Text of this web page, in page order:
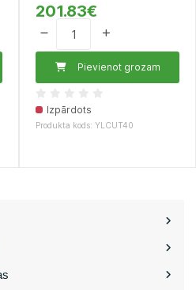
201.83€
Pievienot grozam
Izpārdots
Produkta kods: YLCUT40